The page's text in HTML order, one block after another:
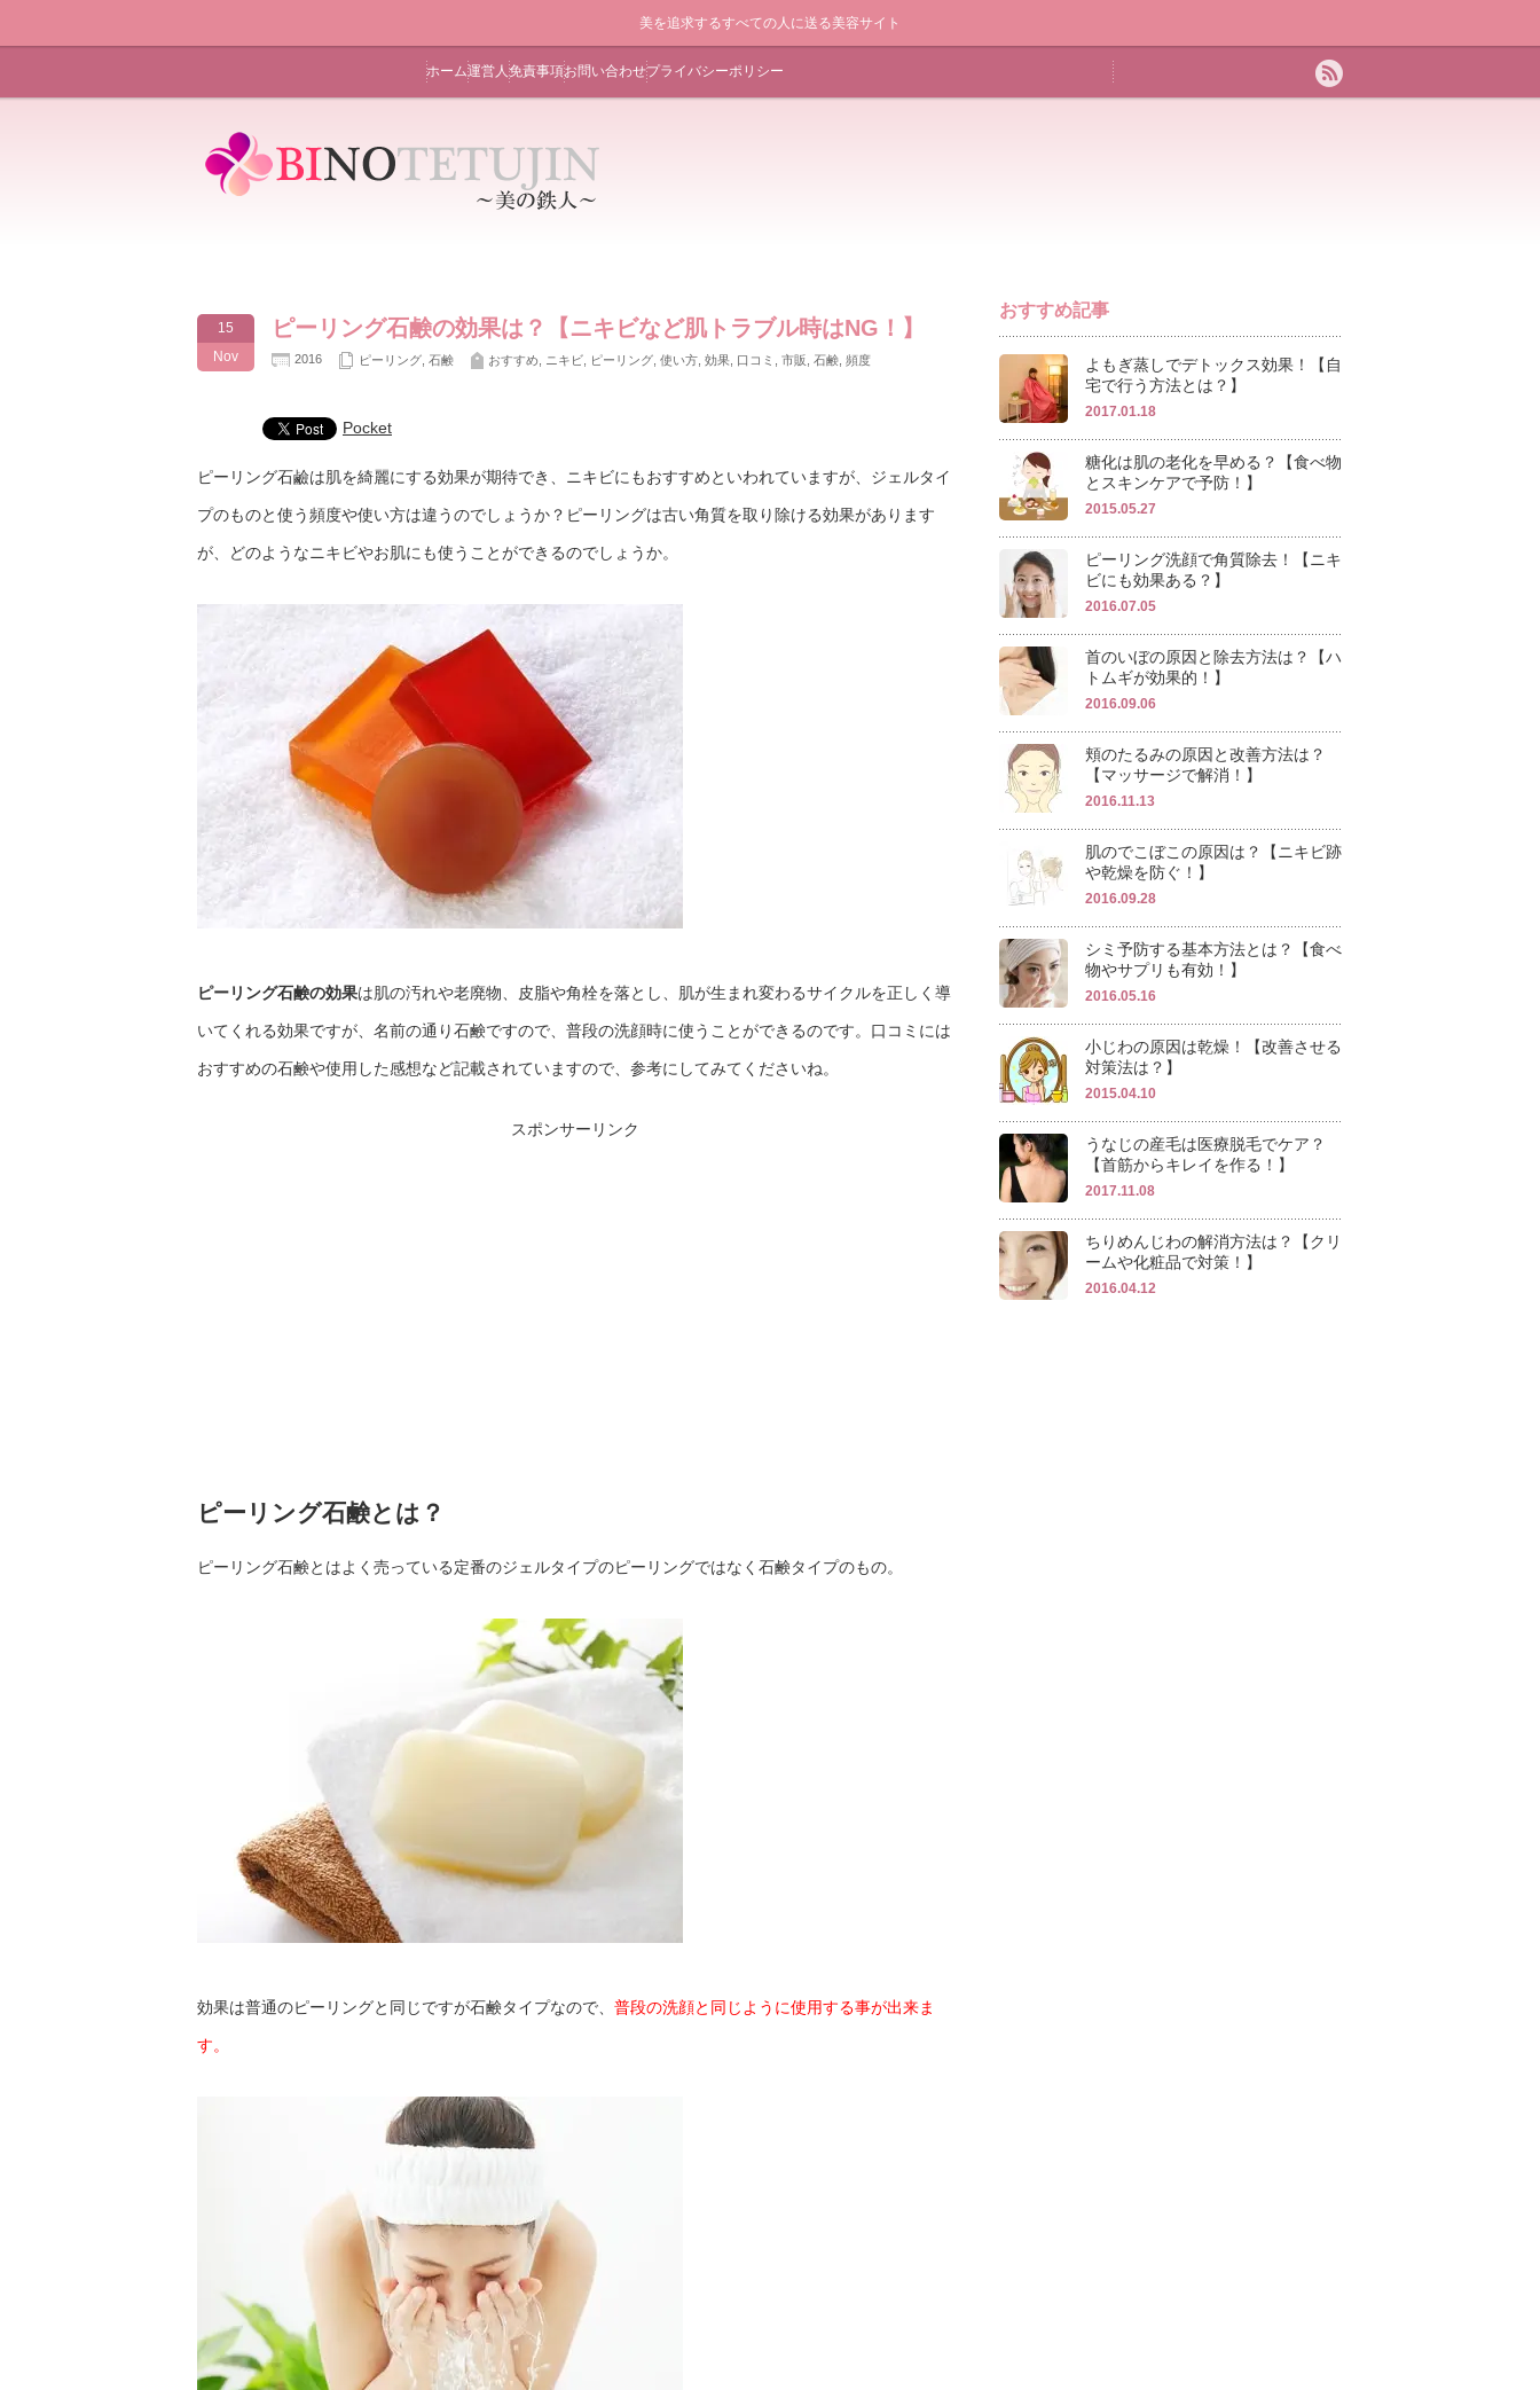
美を追求するすべての人に送る美容サイト
ホーム運営人免責事項お問い合わせプライバシーポリシー
15
Nov
ピーリング石鹸の効果は？【ニキビなど肌トラブル時はNG！】
2016 ピーリング 石鹸 おすすめ ニキビ ピーリング 使い方 効果 口コミ 市販 石鹸 頻度
Pocket
ピーリング石鹼は肌を綺麗にする効果が期待でき、ニキビにもおすすめといわれていますが、ジェルタイ
プのものと使う頻度や使い方は違うのでしょうか？ピーリングは古い角質を取り除ける効果があります
が、どのようなニキビやお肌にも使うことができるのでしょうか。
ピーリング石鹸の効果は肌の汚れや老廃物、皮脂や角栓を落とし、肌が生まれ変わるサイクルを正しく導
いてくれる効果ですが、名前の通り石鹸ですので、普段の洗顔時に使うことができるのです。口コミには
おすすめの石鹸や使用した感想など記載されていますので、参考にしてみてくださいね。
スポンサーリンク
ピーリング石鹸とは？
ピーリング石鹸とはよく売っている定番のジェルタイプのピーリングではなく石鹸タイプのもの。
効果は普通のピーリングと同じですが石鹸タイプなので、 普段の洗顔と同じように使用する事が出来ま
す。
おすすめ記事
よもぎ蒸しでデトックス効果！【自
宅で行う方法とは？】
2017.01.18
糖化は肌の老化を早める？【食べ物
とスキンケアで予防！】
2015.05.27
ピーリング洗顔で角質除去！【ニキ
ビにも効果ある？】
2016.07.05
首のいぼの原因と除去方法は？【ハ
トムギが効果的！】
2016.09.06
頬のたるみの原因と改善方法は？
【マッサージで解消！】
2016.11.13
肌のでこぼこの原因は？【ニキビ跡
や乾燥を防ぐ！】
2016.09.28
シミ予防する基本方法とは？【食べ
物やサプリも有効！】
2016.05.16
小じわの原因は乾燥！【改善させる
対策法は？】
2015.04.10
うなじの産毛は医療脱毛でケア？
【首筋からキレイを作る！】
2017.11.08
ちりめんじわの解消方法は？【クリ
ームや化粧品で対策！】
2016.04.12